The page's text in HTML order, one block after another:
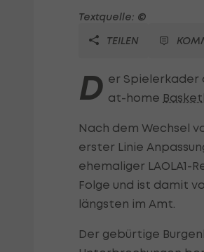
Textquelle: ©
TEILEN
D er Spielerkader
at-home
Nach dem Wechsel
erster Linie
ehemaliger LAOLA1-
Folge und ist damit
längsten im Amt.
Der gebürtige